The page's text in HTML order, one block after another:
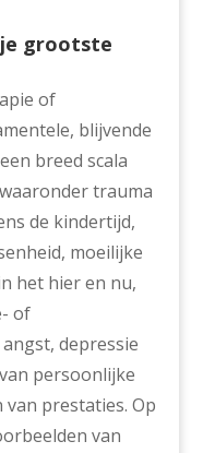
grootste
of
blijvende
breed scala
trauma
de kindertijd,
moeilijke
het hier en nu,
of
depressie
persoonlijke
prestaties. Op
van